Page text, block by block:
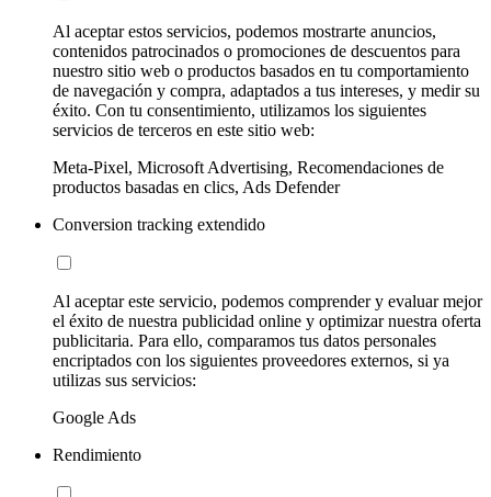
Al aceptar estos servicios, podemos mostrarte anuncios,
contenidos patrocinados o promociones de descuentos para
nuestro sitio web o productos basados en tu comportamiento
de navegación y compra, adaptados a tus intereses, y medir su
éxito. Con tu consentimiento, utilizamos los siguientes
servicios de terceros en este sitio web:
Meta-Pixel, Microsoft Advertising, Recomendaciones de
productos basadas en clics, Ads Defender
Conversion tracking extendido
Al aceptar este servicio, podemos comprender y evaluar mejor
el éxito de nuestra publicidad online y optimizar nuestra oferta
publicitaria. Para ello, comparamos tus datos personales
encriptados con los siguientes proveedores externos, si ya
utilizas sus servicios:
Google Ads
Rendimiento